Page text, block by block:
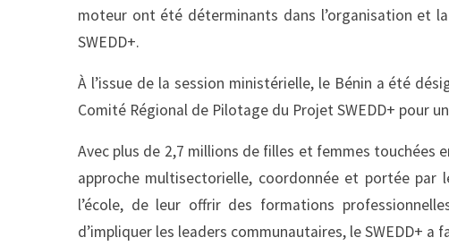
moteur ont été déterminants dans l’organisation et
SWEDD+.
À l’issue de la session ministérielle, le Bénin a été
Comité Régional de Pilotage du Projet SWEDD+ pour
Avec plus de 2,7 millions de filles et femmes touchées
approche multisectorielle, coordonnée et portée par
l’école, de leur offrir des formations
d’impliquer les leaders communautaires, le SWEDD+ a